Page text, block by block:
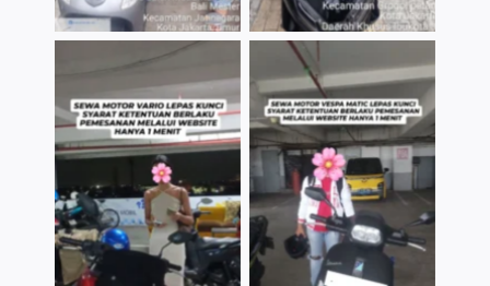
TNo Caption TNo Caption